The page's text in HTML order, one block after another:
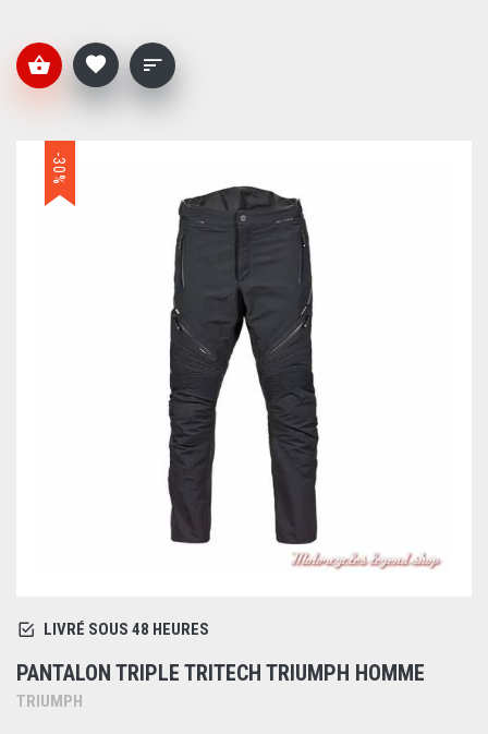
-30%
LIVRÉ SOUS 48 HEURES
PANTALON TRIPLE TRITECH TRIUMPH HOMME
TRIUMPH